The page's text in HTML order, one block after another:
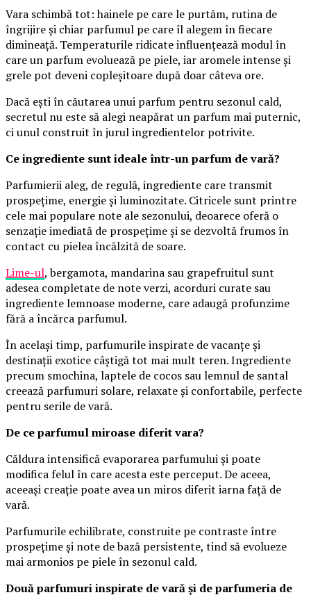
Vara schimbă tot: hainele pe care le purtăm, rutina de
îngrijire și chiar parfumul pe care îl alegem în fiecare
dimineață. Temperaturile ridicate influențează modul în
care un parfum evoluează pe piele, iar aromele intense și
grele pot deveni copleșitoare după doar câteva ore.
Dacă ești în căutarea unui parfum pentru sezonul cald,
secretul nu este să alegi neapărat un parfum mai puternic,
ci unul construit în jurul ingredientelor potrivite.
Ce ingrediente sunt ideale într-un parfum de vară?
Parfumierii aleg, de regulă, ingrediente care transmit
prospețime, energie și luminozitate. Citricele sunt printre
cele mai populare note ale sezonului, deoarece oferă o
senzație imediată de prospețime și se dezvoltă frumos în
contact cu pielea încălzită de soare.
Lime-ul, bergamota, mandarina sau grapefruitul sunt
adesea completate de note verzi, acorduri curate sau
ingrediente lemnoase moderne, care adaugă profunzime
fără a încărca parfumul.
În același timp, parfumurile inspirate de vacanțe și
destinații exotice câștigă tot mai mult teren. Ingrediente
precum smochina, laptele de cocos sau lemnul de santal
creează parfumuri solare, relaxate și confortabile, perfecte
pentru serile de vară.
De ce parfumul miroase diferit vara?
Căldura intensifică evaporarea parfumului și poate
modifica felul în care acesta este perceput. De aceea,
aceeași creație poate avea un miros diferit iarna față de
vară.
Parfumurile echilibrate, construite pe contraste între
prospețime și note de bază persistente, tind să evolueze
mai armonios pe piele în sezonul cald.
Două parfumuri inspirate de vară și de parfumeria de